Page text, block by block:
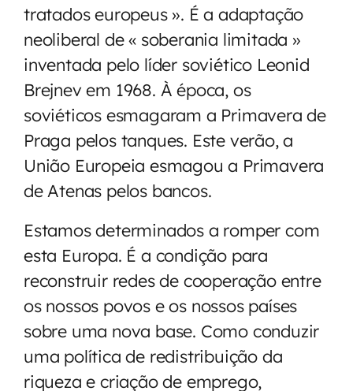
tratados europeus ». É a adaptação
neoliberal de « soberania limitada »
inventada pelo líder soviético Leonid
Brejnev em 1968. À época, os
soviéticos esmagaram a Primavera de
Praga pelos tanques. Este verão, a
União Europeia esmagou a Primavera
de Atenas pelos bancos.
Estamos determinados a romper com
esta Europa. É a condição para
reconstruir redes de cooperação entre
os nossos povos e os nossos países
sobre uma nova base. Como conduzir
uma política de redistribuição da
riqueza e criação de emprego,